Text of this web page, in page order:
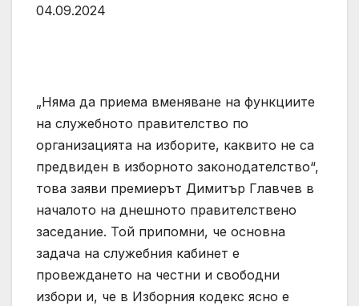
04.09.2024
„Няма да приема вменяване на функциите
на служебното правителство по
организацията на изборите, каквито не са
предвиден в изборното законодателство“,
това заяви премиерът Димитър Главчев в
началото на днешното правителствено
заседание. Той припомни, че основна
задача на служебния кабинет е
провеждането на честни и свободни
избори и, че в Изборния кодекс ясно е